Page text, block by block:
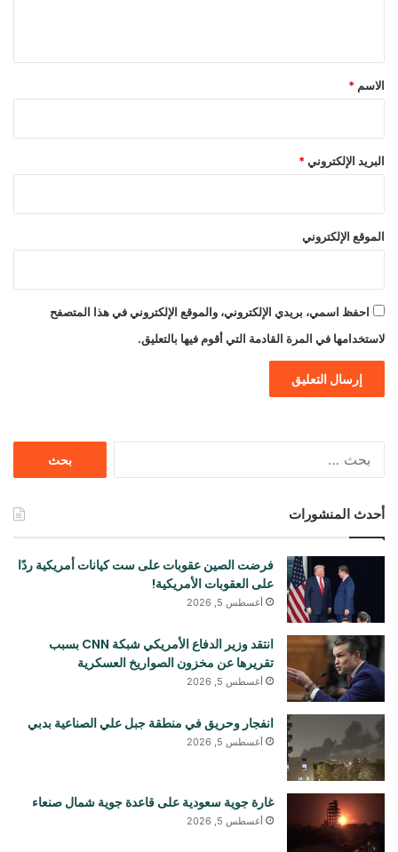
*
الاسم *
البريد الإلكتروني *
الموقع الإلكتروني
احفظ اسمي، بريدي الإلكتروني، والموقع الإلكتروني في هذا المتصفح
لاستخدامها في المرة القادمة التي أقوم فيها بالتعليق.
أحدث المنشورات
فرضت الصين عقوبات على ست كيانات أمريكية ردًا
على العقوبات الأمريكية!
أغسطس 5, 2026
انتقد وزير الدفاع الأمريكي شبكة CNN بسبب
تقريرها عن مخزون الصواريخ العسكرية
أغسطس 5, 2026
انفجار وحريق في منطقة جبل علي الصناعية بدبي
أغسطس 5, 2026
غارة جوية سعودية على قاعدة جوية شمال صنعاء
أغسطس 5, 2026